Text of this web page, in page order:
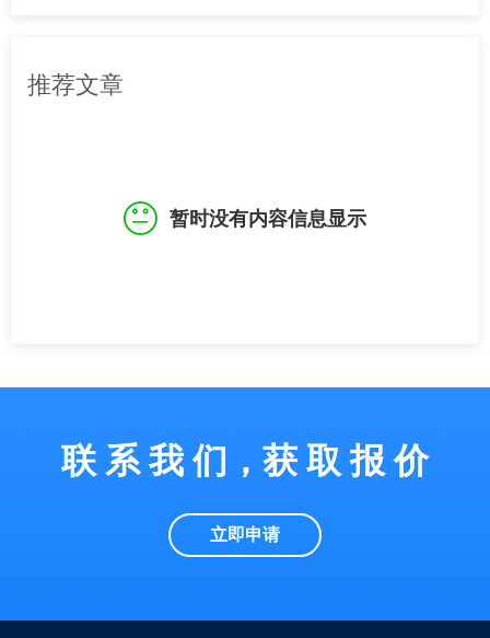
推荐文章
暂时没有内容信息显示
联 系 我 们，获 取 报 价
立即申请